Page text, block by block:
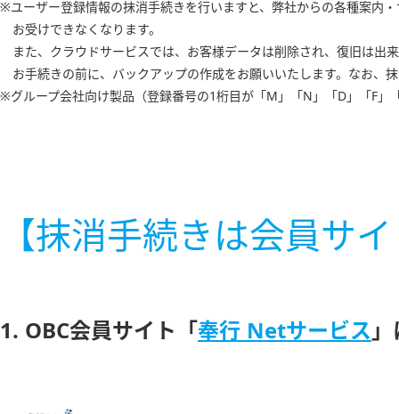
※ユーザー登録情報の抹消手続きを行いますと、弊社からの各種案内
お受けできなくなります。
また、クラウドサービスでは、お客様データは削除され、復旧は出
お手続きの前に、バックアップの作成をお願いいたします。なお、
※グループ会社向け製品（登録番号の1桁目が「M」「N」「D」「F
【抹消手続きは会員サ
1. OBC会員サイト「 奉行 Netサービス